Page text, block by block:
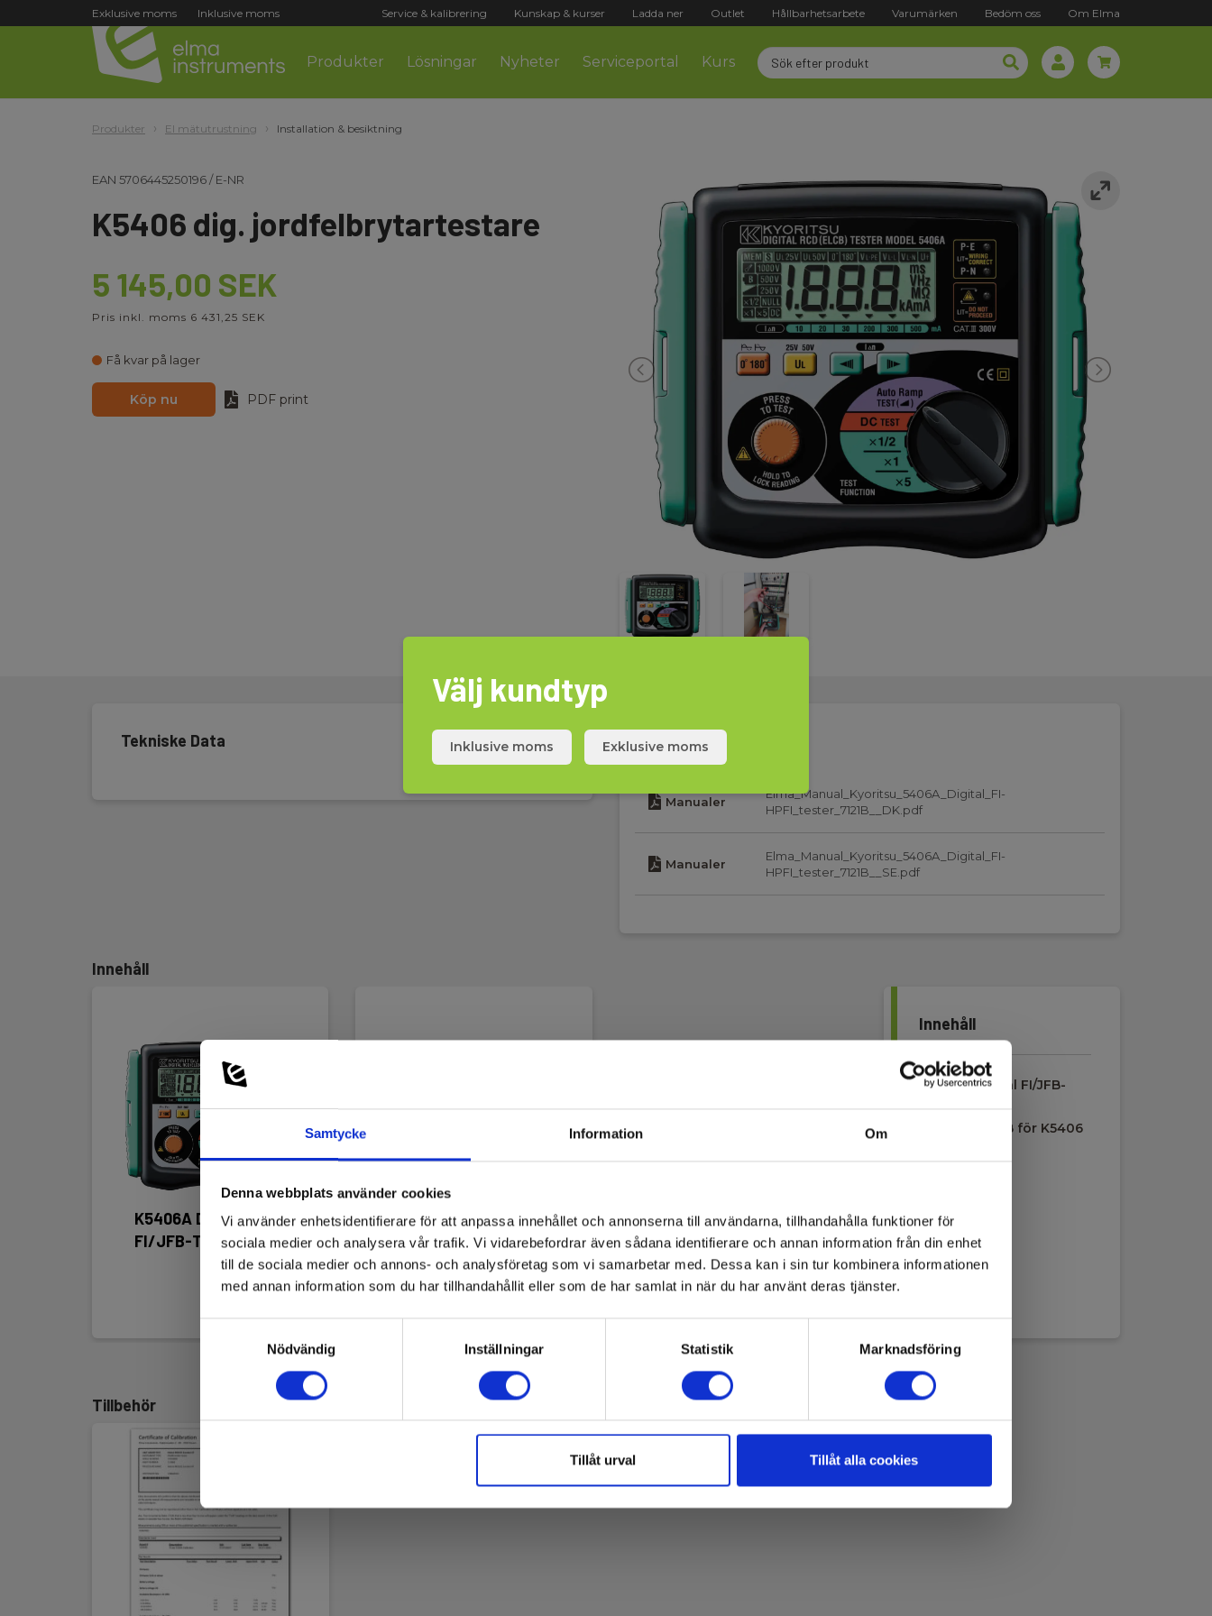
Samtycke Information Om
Denna webbplats använder cookies
Vi använder enhetsidentifierare för att anpassa innehållet och annonserna till användarna, tillhandahålla funktioner för
sociala medier och analysera vår trafik. Vi vidarebefordrar även sådana identifierare och annan information från din enhet
till de sociala medier och annons- och analysföretag som vi samarbetar med. Dessa kan i sin tur kombinera informationen
med annan information som du har tillhandahållit eller som de har samlat in när du har använt deras tjänster.
Nödvändig
Inställningar Statistik Marknadsföring
Tillåt urval Tillåt alla cookies
Exklusive moms Inklusive moms Service & kalibrering Kunskap & kurser Ladda ner Outlet Hållbarhetsarbete Varumärken Bedöm oss Om Elma
Produkter Lösningar Nyheter Serviceportal Kurs
Produkter El mätutrustning Installation & besiktning
EAN 5706445250196/E-NR
K5406 dig. jordfelbrytartestare
5 145,00 SEK
Pris inkl. moms 6 431,25 SEK
Få kvar på lager
Köp nu PDF print
Tekniske Data Ladda ner
Manualer
Elma_Manual_Kyoritsu_5406A_Digital_FI-
HPFI_tester_7121B__DK.pdf
Manualer
Elma_Manual_Kyoritsu_5406A_Digital_FI-
HPFI_tester_7121B__SE.pdf
Innehåll
K5406A Digital
FI/JFB-Testare
Kyoritsu 7121B för
K5406 & K6050
Innehåll
K5406A Digital FI/JFB-
Kyoritsu 7121B för K5406
Tillbehör
Välj kundtyp
Inklusive moms Exklusive moms